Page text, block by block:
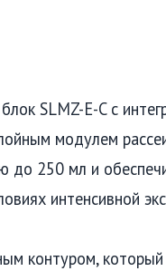
SLMZ-E-C с
модулем
до 250 мл и
интенсивной
контуром,